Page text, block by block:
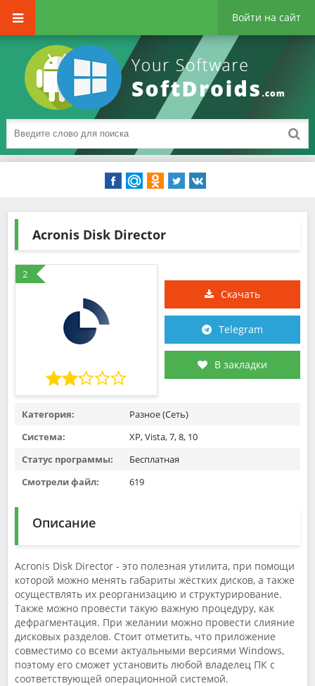
Войти на сайт
Acronis Disk Director
2
Скачать
Telegram
В закладки
Категория:
Разное (Сеть)
Система:
XP, Vista, 7, 8, 10
Статус программы:
Бесплатная
Смотрели файл:
619
Описание
Acronis Disk Director - это полезная утилита, при помощи
которой можно менять габариты жёстких дисков, а также
осуществлять их реорганизацию и структурирование.
Также можно провести такую важную процедуру, как
дефрагментация. При желании можно провести слияние
дисковых разделов. Стоит отметить, что приложение
совместимо со всеми актуальными версиями Windows,
поэтому его сможет установить любой владелец ПК с
соответствующей операционной системой.